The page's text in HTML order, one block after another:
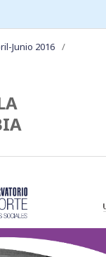
Junio 2016 /